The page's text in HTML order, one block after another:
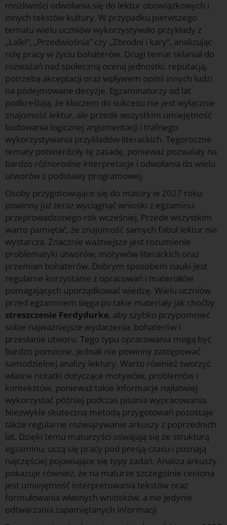
możliwości odwołania się do lektur obowiązkowych i
innych tekstów kultury. W przypadku pierwszego
tematu wielu uczniów wykorzystywało przykłady z
„Lalki”, „Przedwiośnia” czy „Zbrodni i kary”, analizując
rolę pracy w życiu bohaterów. Drugi temat skłaniał do
rozważań nad społeczną oceną jednostki, reputacją,
potrzebą akceptacji oraz wpływem opinii innych ludzi
na podejmowane decyzje. Egzaminatorzy od lat
podkreślają, że kluczem do sukcesu nie jest wyłącznie
znajomość lektur, ale przede wszystkim umiejętność
budowania logicznej argumentacji i trafnego
wykorzystywania przykładów literackich. Tegoroczne
tematy potwierdziły tę zasadę, ponieważ pozwalały na
bardzo różnorodne interpretacje i odwołania do wielu
utworów z podstawy programowej.
Osoby przygotowujące się do matury w 2027 roku
powinny już teraz wyciągnąć wnioski z egzaminu
przeprowadzonego rok wcześniej. Przede wszystkim
warto pamiętać, że znajomość samych fabuł lektur nie
wystarcza. Znacznie ważniejsze jest rozumienie
problematyki utworów, motywów literackich oraz
przemian bohaterów. Dobrym sposobem nauki jest
regularne korzystanie z opracowań i materiałów
pomagających uporządkować wiedzę. Wielu uczniów
przed egzaminem sięga po takie materiały jak choćby
streszczenie Ferdydurke, aby szybko przypomnieć
sobie najważniejsze wydarzenia, bohaterów i
przesłanie utworu. Tego typu opracowania mogą być
bardzo pomocne, jednak nie powinny zastępować
samodzielnej analizy lektury. Warto również tworzyć
własne notatki dotyczące motywów, problemów i
kontekstów, ponieważ takie informacje najłatwiej
wykorzystać później podczas pisania wypracowania.
Niezwykle skuteczną metodą przygotowań pozostaje
także regularne rozwiązywanie arkuszy z poprzednich
lat. Dzięki temu maturzyści oswajają się ze strukturą
egzaminu, uczą się pracy pod presją czasu i poznają
najczęściej pojawiające się typy zadań. Analiza arkuszy
pokazuje również, że na maturze szczególnie ceniona
jest umiejętność interpretowania tekstów oraz
formułowania własnych wniosków, a nie jedynie
odtwarzania zapamiętanych informacji.